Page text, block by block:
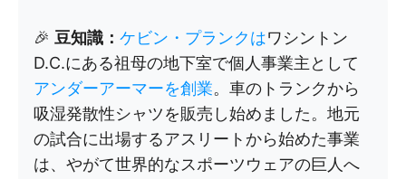
🎉 豆知識： ケビン・プランクはワシントン
D.C.にある祖母の地下室で個人事業主として
アンダーアーマーを創業。車のトランクから
吸湿発散性シャツを販売し始めました。地元
の試合に出場するアスリートから始めた事業
は、やがて世界的なスポーツウェアの巨人へ